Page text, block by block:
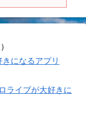
【
になるアプリ
ライブが大好きに